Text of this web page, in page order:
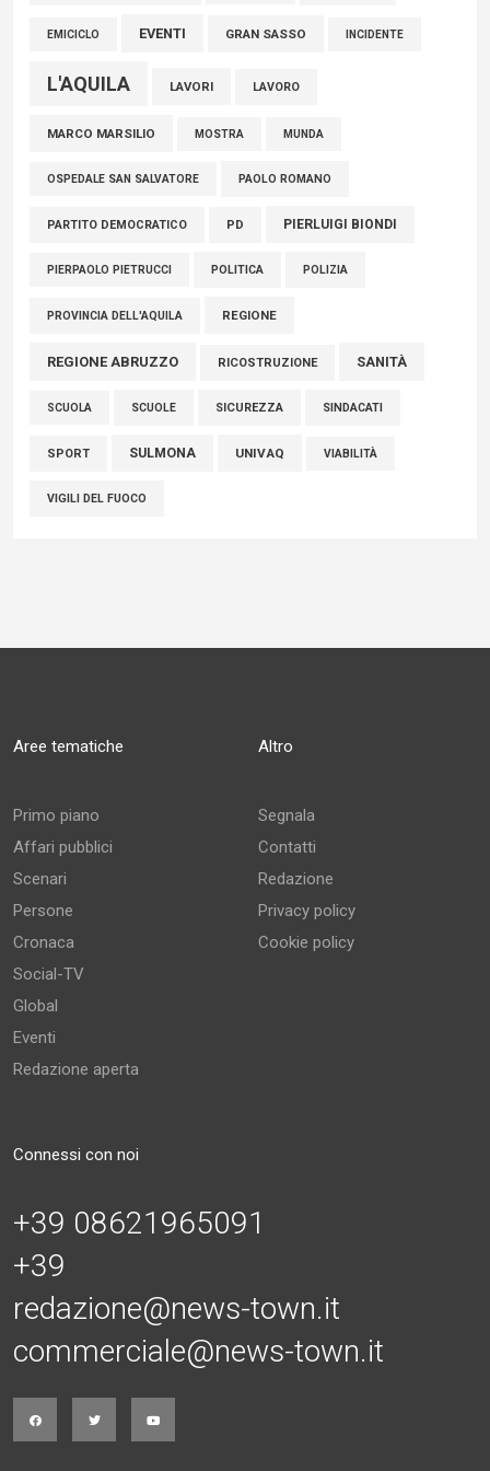
EMICICLO EVENTI GRAN SASSO INCIDENTE
L'AQUILA LAVORI LAVORO
MARCO MARSILIO MOSTRA MUNDA
OSPEDALE SAN SALVATORE PAOLO ROMANO
PARTITO DEMOCRATICO PD PIERLUIGI BIONDI
PIERPAOLO PIETRUCCI POLITICA POLIZIA
PROVINCIA DELL'AQUILA REGIONE
REGIONE ABRUZZO RICOSTRUZIONE SANITÀ
SCUOLA SCUOLE SICUREZZA SINDACATI
SPORT SULMONA UNIVAQ VIABILITÀ
VIGILI DEL FUOCO
Aree tematiche
Primo piano
Affari pubblici
Scenari
Persone
Cronaca
Social-TV
Global
Eventi
Redazione aperta
Altro
Segnala
Contatti
Redazione
Privacy policy
Cookie policy
Connessi con noi
+39 08621965091
+39
redazione@news-town.it
commerciale@news-town.it